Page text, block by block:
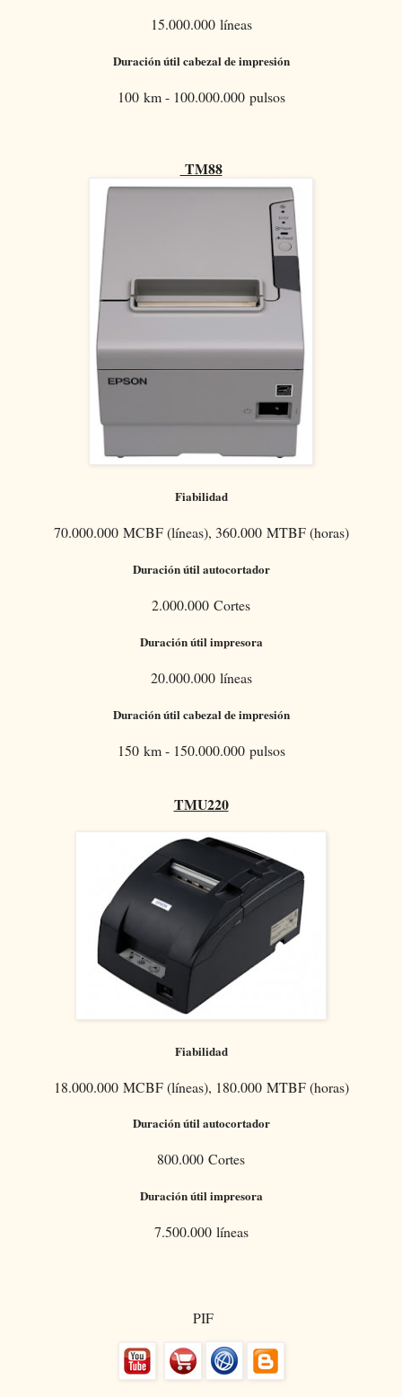
15.000.000 líneas
Duración útil cabezal de impresión
100 km - 100.000.000 pulsos
TM88
Fiabilidad
70.000.000 MCBF (líneas), 360.000 MTBF (horas)
Duración útil autocortador
2.000.000 Cortes
Duración útil impresora
20.000.000 líneas
Duración útil cabezal de impresión
150 km - 150.000.000 pulsos
TMU220
Fiabilidad
18.000.000 MCBF (líneas), 180.000 MTBF (horas)
Duración útil autocortador
800.000 Cortes
Duración útil impresora
7.500.000 líneas
PIF